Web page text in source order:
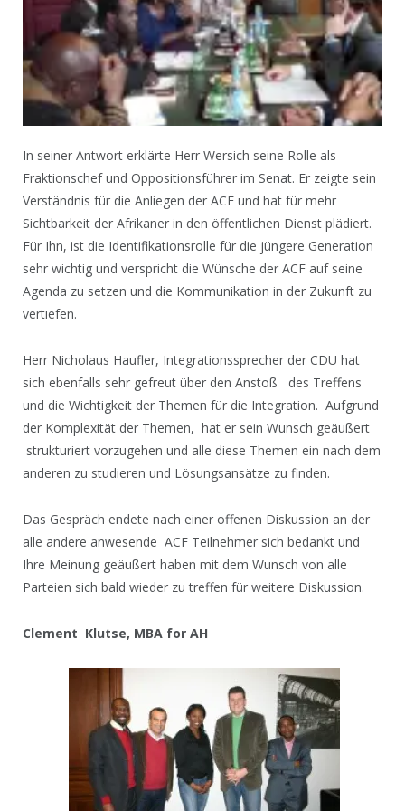
In seiner Antwort erklärte Herr Wersich seine Rolle als
Fraktionschef und Oppositionsführer im Senat. Er zeigte sein
Verständnis für die Anliegen der ACF und hat für mehr
Sichtbarkeit der Afrikaner in den öffentlichen Dienst plädiert.
Für Ihn, ist die Identifikationsrolle für die jüngere Generation
sehr wichtig und verspricht die Wünsche der ACF auf seine
Agenda zu setzen und die Kommunikation in der Zukunft zu
vertiefen.
Herr Nicholaus Haufler, Integrationssprecher der CDU hat
sich ebenfalls sehr gefreut über den Anstoß des Treffens
und die Wichtigkeit der Themen für die Integration. Aufgrund
der Komplexität der Themen, hat er sein Wunsch geäußert
strukturiert vorzugehen und alle diese Themen ein nach dem
anderen zu studieren und Lösungsansätze zu finden.
Das Gespräch endete nach einer offenen Diskussion an der
alle andere anwesende ACF Teilnehmer sich bedankt und
Ihre Meinung geäußert haben mit dem Wunsch von alle
Parteien sich bald wieder zu treffen für weitere Diskussion.
Clement Klutse, MBA for AH